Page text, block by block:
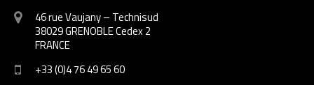
46 rue Vaujany – Technisud
38029 GRENOBLE Cedex 2
FRANCE
+33 (0)4 76 49 65 60